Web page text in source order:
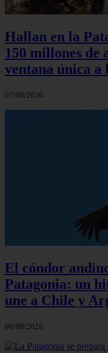
Hallan en la
150 millones de
ventana única a
07/08/2026
El cóndor
Patagonia: un
une a Chile y
06/08/2026